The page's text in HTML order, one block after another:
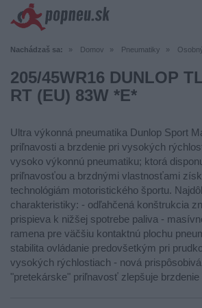
Nachádzaš sa: Domov Pneumatiky
205/45WR16 DUNLOP
RT (EU) 83W *E*
Ultra výkonná pneumatika Dunlop Sport
priľnavosti a brzdenie pri vysokých
vysoko výkonnú pneumatiku; ktorá
priľnavosťou a brzdnými vlastnosťami
technológiám motoristického športu.
charakteristiky: - odľahčená konštrukcia
prispieva k nižšej spotrebe paliva -
ramena pre väčšiu kontaktnú plochu
stabilita ovládanie predovšetkým pri
vysokých rýchlostiach - nová
"pretekárske" priľnavosť zlepšuje